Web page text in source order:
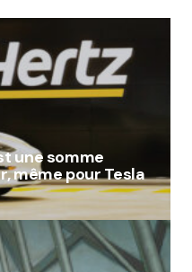
une somme
même pour Tesla